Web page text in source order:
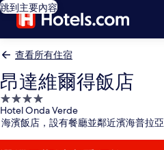
跳到主要內容
查看所有住宿
昂達維爾得飯店
4.0
星
級
住
Hotel Onda Verde
海濱飯店，設有餐廳並鄰近濱海普拉亞